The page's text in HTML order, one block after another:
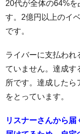
20代が全体の64%
す。2億円以上のイ
です。
ライバーに支払われ
ていません。達成す
所です。達成した
をとっています。
リスナーさんから